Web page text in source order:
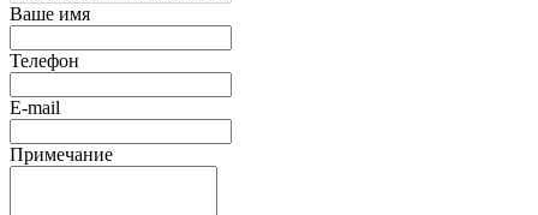
Ваше имя
Телефон
E-mail
Примечание